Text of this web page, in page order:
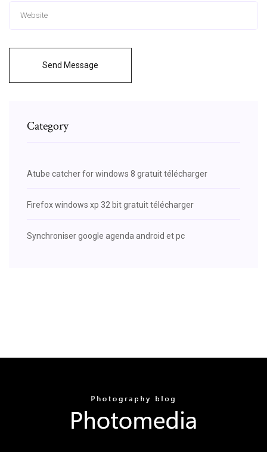
Send Message
Category
Atube catcher for windows 8 gratuit télécharger
Firefox windows xp 32 bit gratuit télécharger
Synchroniser google agenda android et pc